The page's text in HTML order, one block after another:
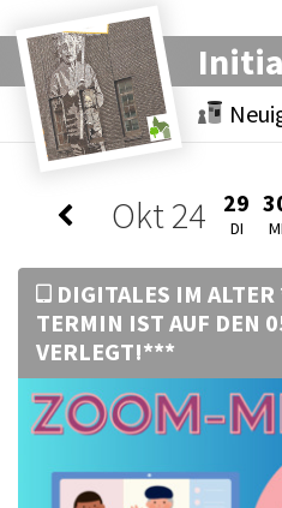
Okt24 29
DI MI
DIGITALES IM
TERMIN IST AUF DEN
VERLEGT!***